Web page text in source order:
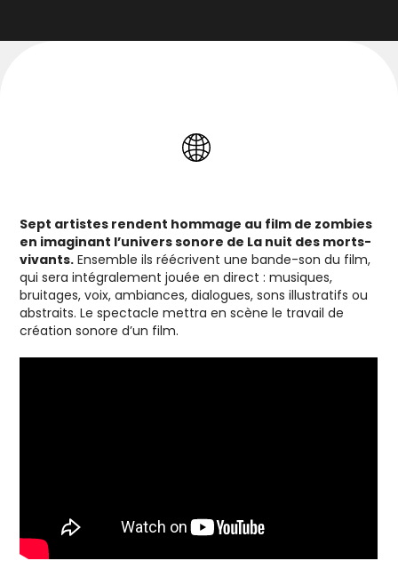
Sept artistes rendent hommage au film de zombies
en imaginant l’univers sonore de La nuit des morts-
vivants. Ensemble ils réécrivent une bande-son du film,
qui sera intégralement jouée en direct : musiques,
bruitages, voix, ambiances, dialogues, sons illustratifs ou
abstraits. Le spectacle mettra en scène le travail de
création sonore d’un film.